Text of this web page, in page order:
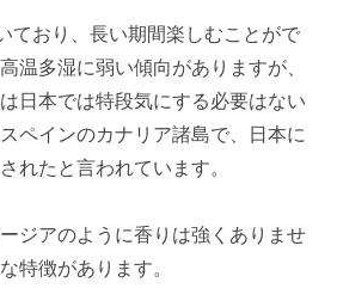
ており、長い期間楽しむことがで
温多湿に弱い傾向がありますが、
日本では特段気にする必要はない
ペインのカナリア諸島で、日本に
れたと言われています。
ジアのように香りは強くありませ
特徴があります。